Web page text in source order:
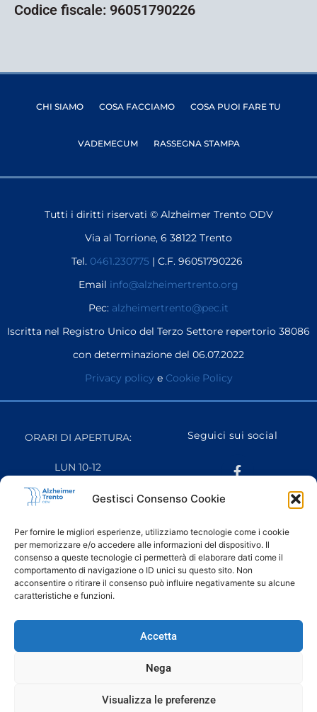
Gestisci Consenso Cookie
Per fornire le migliori esperienze, utilizziamo tecnologie come i cookie
per memorizzare e/o accedere alle informazioni del dispositivo. Il
consenso a queste tecnologie ci permetterà di elaborare dati come il
comportamento di navigazione o ID unici su questo sito. Non
acconsentire o ritirare il consenso può influire negativamente su alcune
caratteristiche e funzioni.
Accetta
Nega
Visualizza le preferenze
Codice fiscale: 96051790226
CHI SIAMO COSA FACCIAMO COSA PUOI FARE TU
VADEMECUM RASSEGNA STAMPA
Tutti i diritti riservati © Alzheimer Trento ODV
Via al Torrione, 6 38122 Trento
Tel. 0461.230775 | C.F. 96051790226
Email info@alzheimertrento.org
Pec: alzheimertrento@pec.it
Iscritta nel Registro Unico del Terzo Settore repertorio 38086
con determinazione del 06.07.2022
Privacy policy e Cookie Policy
ORARI DI APERTURA:
LUN 10-12
MER CHIUSO
VEN 10-12
SAB CHIUSO
DOM CHIUSO
Seguici sui social
Ringraziamo il fotografo Luca Chistè per le fotografie
scattate in occasione del progetto “
pubblicate in questo sito web.